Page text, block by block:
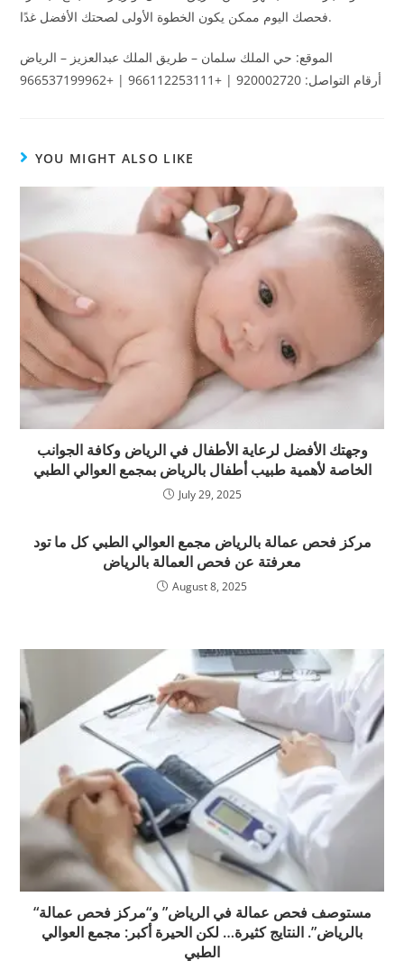
فحصك اليوم ممكن يكون الخطوة الأولى لصحتك الأفضل غدًا.
الموقع: حي الملك سلمان – طريق الملك عبدالعزيز – الرياض
أرقام التواصل: 920002720 | +966112253111 | +966537199962
YOU MIGHT ALSO LIKE
وجهتك الأفضل لرعاية الأطفال في الرياض وكافة الجوانب
الخاصة لأهمية طبيب أطفال بالرياض بمجمع العوالي الطبي
July 29, 2025
مركز فحص عمالة بالرياض مجمع العوالي الطبي كل ما تود
معرفتة عن فحص العمالة بالرياض
August 8, 2025
“مستوصف فحص عمالة في الرياض” و“مركز فحص عمالة
بالرياض”. النتايج كثيرة… لكن الحيرة أكبر: مجمع العوالي
الطبي